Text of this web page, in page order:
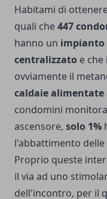
Habitami di
quali che447
hanno un impianto
centralizzato e
ovviamente il
caldaie alimentate
condomini
ascensore, solo 1%
l'abbattimento
Proprio queste
il via ad uno
dell'incontro, per il